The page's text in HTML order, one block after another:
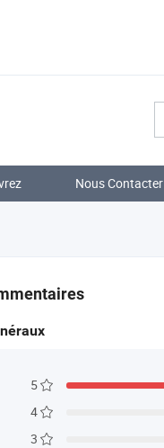
Nous Contacter
5
4
3